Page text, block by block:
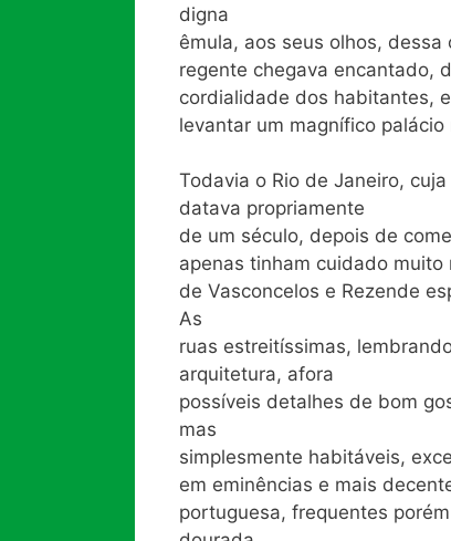
digna
êmula, aos seus olhos,
regente chegava encantado,
cordialidade dos habitantes,
levantar um magnífico
Todavia o Rio de Janeiro,
datava propriamente
de um século, depois de
apenas tinham cuidado
de Vasconcelos e Rezende
As
ruas estreitíssimas,
arquitetura, afora
possíveis detalhes de bom
mas
simplesmente habitáveis,
em eminências e mais
portuguesa, frequentes